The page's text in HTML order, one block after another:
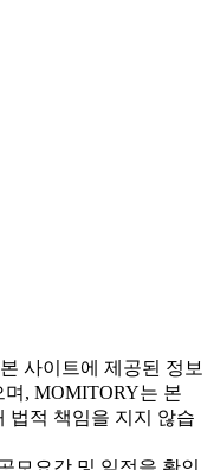
사이트에 제공된 정보
, MOMITORY는 본
법적 책임을 지지 않습